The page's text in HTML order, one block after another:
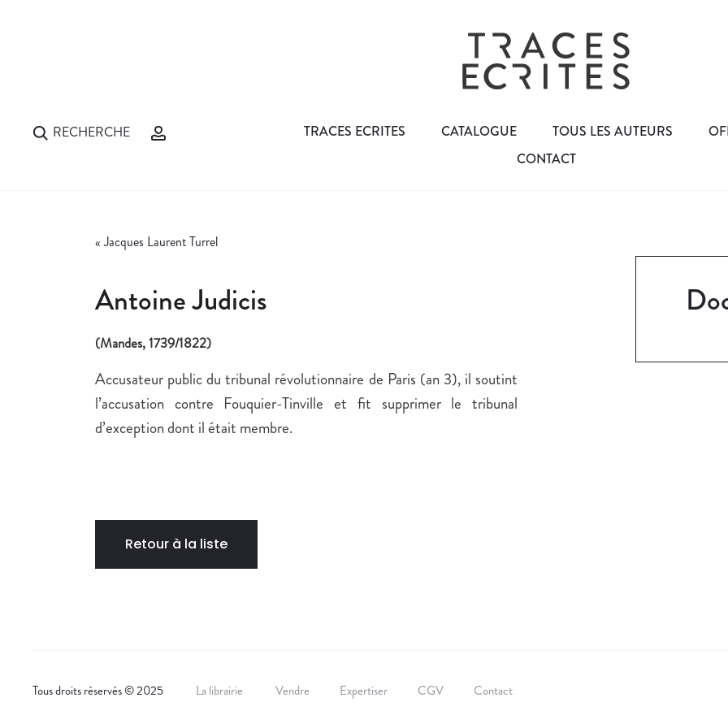
RECHERCHE TRACES ECRITES CATALOGUE TOUS LES AUTEURS
CONTACT
«Jacques Laurent Turrel
Antoine Judicis
(Mandes, 1739/1822)
Accusateur public du tribunal révolutionnaire de Paris (an 3), il soutint
l’accusation contre Fouquier-Tinville et fit supprimer le tribunal
d’exception dont il était membre.
Retour à la liste
Tous droits réservés © 2025 La librairie Vendre Expertiser CGV Contact